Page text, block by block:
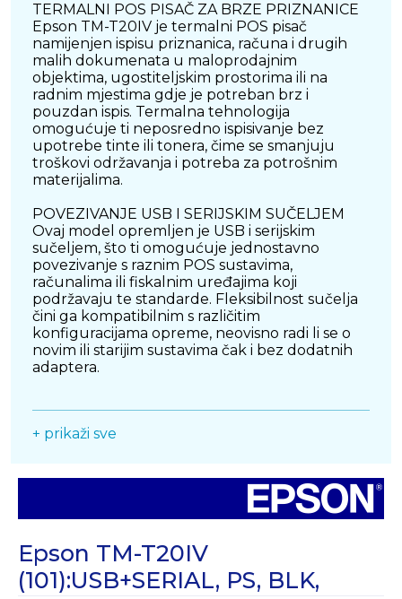
TERMALNI POS PISAČ ZA BRZE PRIZNANICE
Epson TM-T20IV je termalni POS pisač
namijenjen ispisu priznanica, računa i drugih
malih dokumenata u maloprodajnim
objektima, ugostiteljskim prostorima ili na
radnim mjestima gdje je potreban brz i
pouzdan ispis. Termalna tehnologija
omogućuje ti neposredno ispisivanje bez
upotrebe tinte ili tonera, čime se smanjuju
troškovi održavanja i potreba za potrošnim
materijalima.
POVEZIVANJE USB I SERIJSKIM SUČELJEM
Ovaj model opremljen je USB i serijskim
sučeljem, što ti omogućuje jednostavno
povezivanje s raznim POS sustavima,
računalima ili fiskalnim uređajima koji
podržavaju te standarde. Fleksibilnost sučelja
čini ga kompatibilnim s različitim
konfiguracijama opreme, neovisno radi li se o
novim ili starijim sustavima čak i bez dodatnih
adaptera.
tehnologiju ispisa koja omogućuje brzu
lakoćom ispisivati priznanice i račune bez
čekanja, što poboljšava učinkovitost poslovanja
i skraćuje vrijeme provedenog pred
idealan za prometna radna mjesta.
KOMPAKTAN DIZAJN KOJI ŠTEDI PROSTOR
+ prikaži sve
Epson TM-T20IV
(101):USB+SERIAL, PS, BLK,